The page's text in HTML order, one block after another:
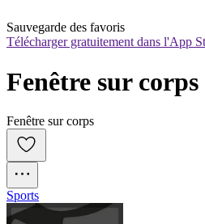
Sauvegarde des favoris
Télécharger gratuitement dans l'App
Fenêtre sur corps
Fenêtre sur corps
Sports